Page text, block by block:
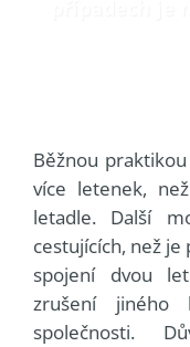
Běžnou
více letenek,
letadle. Další
cestujících, než
spojení dvou
zrušení
společnosti.